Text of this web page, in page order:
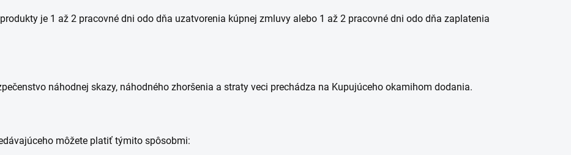
je 1 až 2 pracovné dni odo dňa uzatvorenia kúpnej zmluvy alebo 1 až 2 pracovné dni odo dňa zaplatenia
náhodnej skazy, náhodného zhoršenia a straty veci prechádza na Kupujúceho okamihom dodania.
môžete platiť týmito spôsobmi: